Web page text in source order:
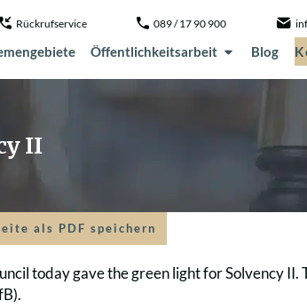
Rückrufservice 089 / 17 90 900
Öffentlichkeitsarbeit Blog
II
als PDF speichern
today gave the green light for Solvency II.